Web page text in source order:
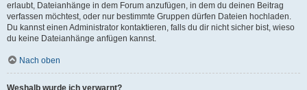
erlaubt, Dateianhänge in dem Forum anzufügen, in dem du deinen Beitrag
verfassen möchtest, oder nur bestimmte Gruppen dürfen Dateien hochladen.
Du kannst einen Administrator kontaktieren, falls du dir nicht sicher bist, wieso
du keine Dateianhänge anfügen kannst.
Nach oben
Weshalb wurde ich verwarnt?